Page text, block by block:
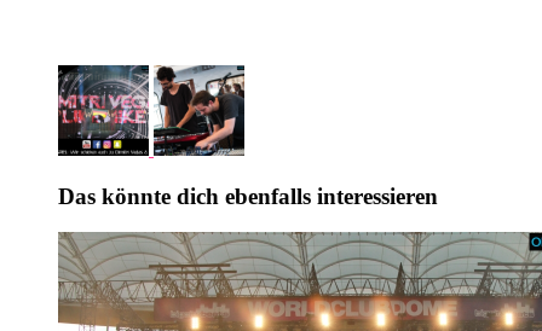
Das könnte dich ebenfalls interessieren